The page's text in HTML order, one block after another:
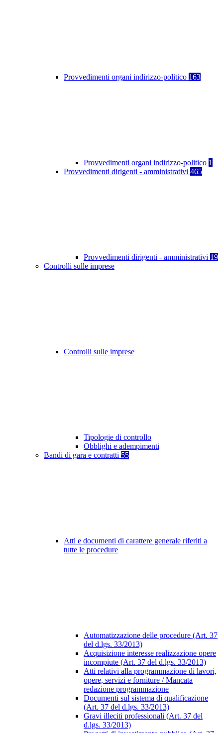
Provvedimenti organi indirizzo-politico 163
Provvedimenti organi indirizzo-politico 1
Provvedimenti dirigenti - amministrativi 465
Provvedimenti dirigenti - amministrativi 19
Controlli sulle imprese
Controlli sulle imprese
Tipologie di controllo
Obblighi e adempimenti
Bandi di gara e contratti 55
Atti e documenti di carattere generale riferiti a
tutte le procedure
Automatizzazione delle procedure (Art. 37
del d.lgs. 33/2013)
Acquisizione interesse realizzazione opere
incompiute (Art. 37 del d.lgs. 33/2013)
Atti relativi alla programmazione di lavori,
opere, servizi e forniture / Mancata
redazione programmazione
Documenti sul sistema di qualificazione
(Art. 37 del d.lgs. 33/2013)
Gravi illeciti professionali (Art. 37 del
d.lgs. 33/2013)